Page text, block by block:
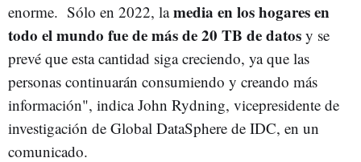
enorme. Sólo en 2022, lamedia en los hogares en
todo el mundo fue de más de 20 TB de datos y se
prevé que esta cantidad siga creciendo, ya que las
personas continuarán consumiendo y creando más
información", indica John Rydning, vicepresidente de
investigación de Global DataSphere de IDC, en un
comunicado.